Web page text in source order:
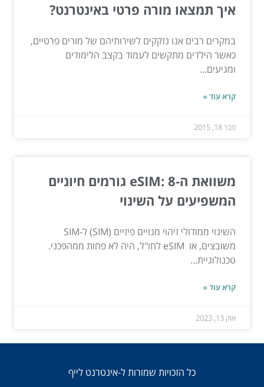
איך תמצאו מורה פרטי באינטרנט?
במקרים רבים אנו נזקקים לשירותיהם של מורים פרטיים,
כאשר הילדים מתקשים לעמוד בקצב הלימודים
ומגיעים...
קרא עוד »
פבר 18, 2015
משוואת ה-eSIM: 8 גורמים חיוניים
המשפיעים על השינוי
השינוי ממודולי זיהוי מנויים פיזיים (SIM) ל-SIM
משובצים, או eSIM לחו"ל, היה לא פחות ממהפכני.
טכנולוגיית...
קרא עוד »
אוק 13, 2023
כל הזכויות שמורות ל-אינטרנט לייף